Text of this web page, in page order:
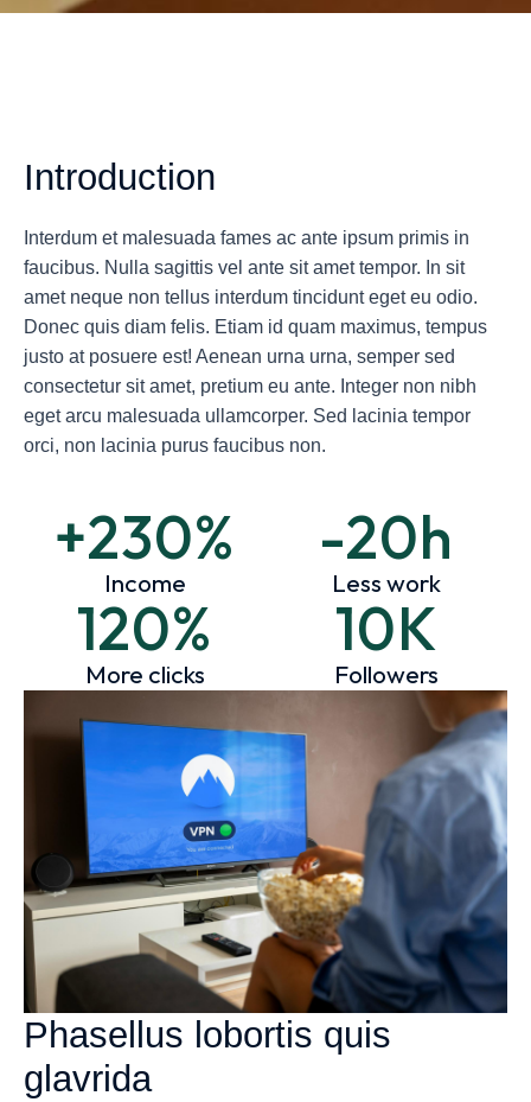
Introduction
Interdum et malesuada fames ac ante ipsum primis in
faucibus. Nulla sagittis vel ante sit amet tempor. In sit
amet neque non tellus interdum tincidunt eget eu odio.
Donec quis diam felis. Etiam id quam maximus, tempus
justo at posuere est! Aenean urna urna, semper sed
consectetur sit amet, pretium eu ante. Integer non nibh
eget arcu malesuada ullamcorper. Sed lacinia tempor
orci, non lacinia purus faucibus non.
+230%
Income
-20h
Less work
120%
More clicks
10K
Followers
Phasellus lobortis quis
glavrida